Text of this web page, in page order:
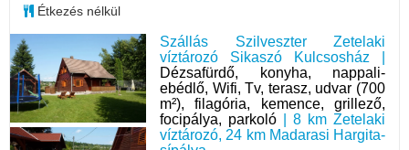
Szállás Szilveszter Zetelaki
víztározó Sikaszó Kulcsosház |
Dézsafürdő, konyha, nappali-
ebédlő, Wifi, Tv, terasz, udvar (700
m²), filagória, kemence, grillező,
focipálya, parkoló | 8 km Zetelaki
víztározó, 24 km Madarasi Hargita-
Étkezés nélkül